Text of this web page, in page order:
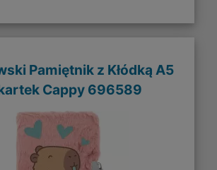
Pamiętnik z Kłódką A5
Cappy 696589